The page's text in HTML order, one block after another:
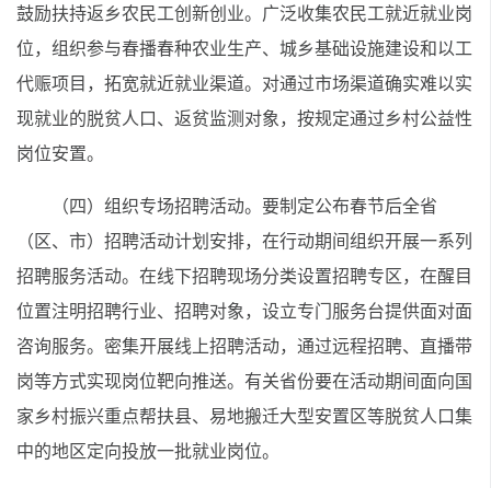
鼓励扶持返乡农民工创新创业。广泛收集农民工就近就业岗
位，组织参与春播春种农业生产、城乡基础设施建设和以工
代赈项目，拓宽就近就业渠道。对通过市场渠道确实难以实
现就业的脱贫人口、返贫监测对象，按规定通过乡村公益性
岗位安置。
（四）组织专场招聘活动。要制定公布春节后全省
（区、市）招聘活动计划安排，在行动期间组织开展一系列
招聘服务活动。在线下招聘现场分类设置招聘专区，在醒目
位置注明招聘行业、招聘对象，设立专门服务台提供面对面
咨询服务。密集开展线上招聘活动，通过远程招聘、直播带
岗等方式实现岗位靶向推送。有关省份要在活动期间面向国
家乡村振兴重点帮扶县、易地搬迁大型安置区等脱贫人口集
中的地区定向投放一批就业岗位。